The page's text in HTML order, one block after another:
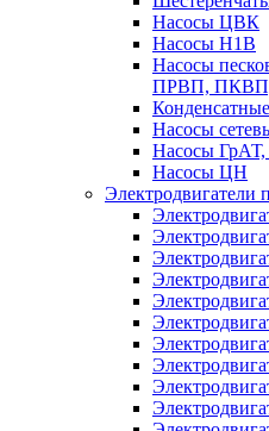
Насосы ЦВК
Насосы Н1В
Насосы
ПРВП,
Насосы
Насосы
Насосы ЦН
Электродвигатели